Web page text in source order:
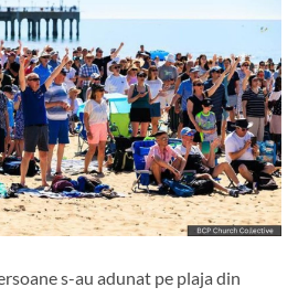
s-au adunat pe plaja din